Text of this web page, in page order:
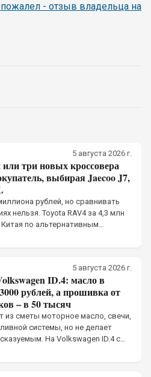
пожалел - отзыв владельца на
5 августа 2026 г.
три новых кроссовера
выбирая Jaecoo J7,
рублей, но сравнивать
нельзя. Toyota RAV4 за 4,3 млн
по альтернативным
Omoda C7 и Chery Tiggo 7L
5 августа 2026 г.
ID.4: масло в
рублей, а прошивка от
– в 50 тысяч
из сметы моторное масло, свечи,
системы, но не делает
На Volkswagen ID.4 с
часть потребовала